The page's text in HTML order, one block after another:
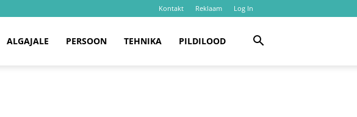
Kontakt Reklaam Log In
ALGAJALE PERSOON TEHNIKA PILDILOOD